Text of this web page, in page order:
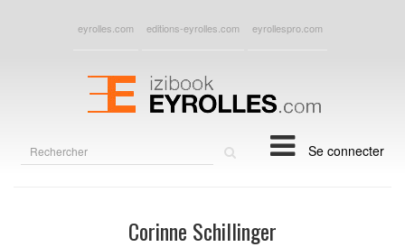
eyrolles.com editions-eyrolles.com eyrollespro.com
Se connecter
Corinne Schillinger